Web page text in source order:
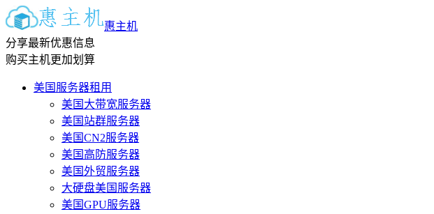
惠主机
分享最新优惠信息
购买主机更加划算
美国服务器租用
美国大带宽服务器
美国站群服务器
美国CN2服务器
美国高防服务器
美国外贸服务器
大硬盘美国服务器
美国GPU服务器